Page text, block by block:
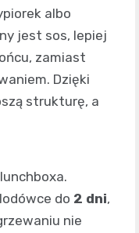
albo
jest sos, lepiej
zamiast
Dzięki
strukturę, a
do 2 dni,
nie